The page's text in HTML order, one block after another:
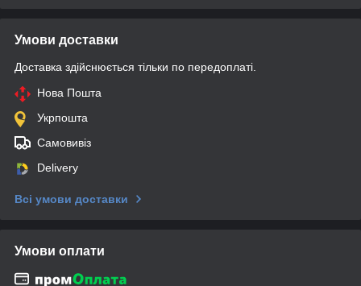
Умови доставки
Доставка здійснюється тільки по передоплаті.
Нова Пошта
Укрпошта
Самовивіз
Delivery
Всі умови доставки
Умови оплати